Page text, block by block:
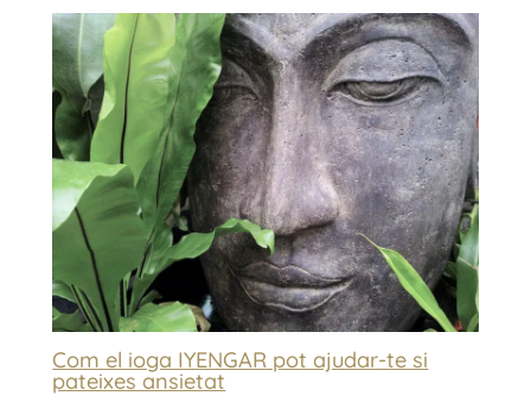
Com el ioga IYENGAR pot ajudar-te si
pateixes ansietat